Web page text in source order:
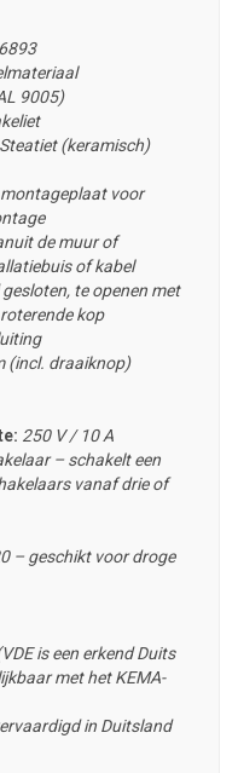
9005)
Steatiet (keramisch)
voor
de muur of
of kabel
te openen met
kop
(incl. draaiknop)
250 V / 10 A
– schakelt een
vanaf drie of
– geschikt voor droge
is een erkend Duits
met het KEMA-
in Duitsland